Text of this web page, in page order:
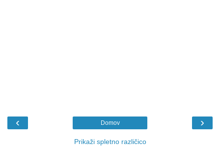
‹ ›
Domov
Prikaži spletno različico